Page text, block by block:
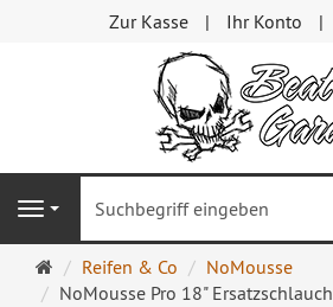
Zur Kasse Ihr Konto
Navigation
Startseite
Reifen & Co
NoMousse
NoMousse Pro 18" Ersatzschlauch